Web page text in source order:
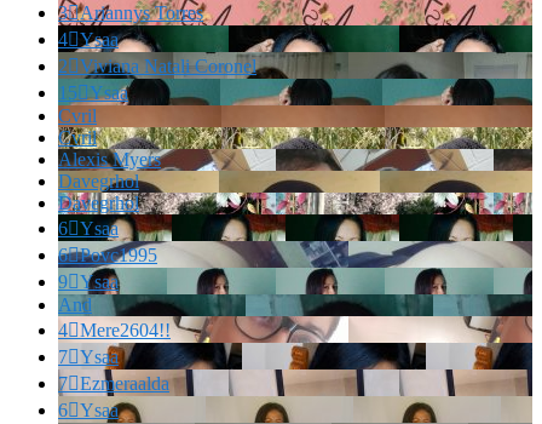
3Ariannys Torres
4Ysaa
2Viviana Natali Coronel
15Ysaa
Cvril
Cvril
Alexis Myers
Davegrhol
Davegrhol
6Ysaa
6Povc1995
9Ysaa
And
4Mere2604!!
7Ysaa
7Ezmeraalda
6Ysaa